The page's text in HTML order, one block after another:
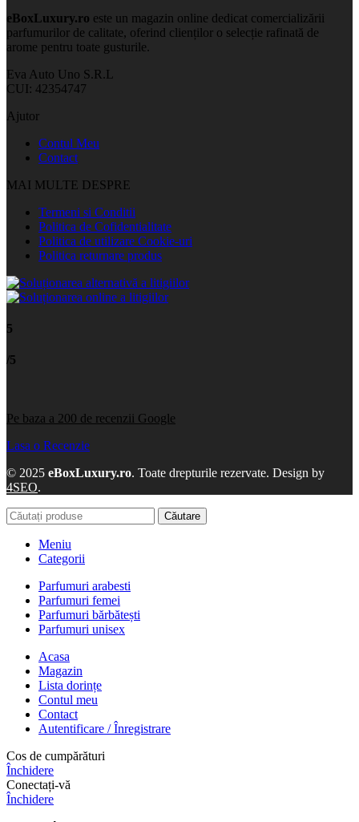
eBoxLuxury.ro este un magazin online dedicat comercializării
parfumurilor de calitate, oferind clienților o selecție rafinată de
arome pentru toate gusturile.
Eva Auto Uno S.R.L
CUI: 42354747
Ajutor
Contul Meu
Contact
MAI MULTE DESPRE
Termeni si Conditii
Politica de Cofidentialitate
Politica de utilizare Cookie-uri
Politica returnare produs
5
/5
Pe baza a 200 de recenzii Google
Lasa o Recenzie
© 2025 eBoxLuxury.ro. Toate drepturile rezervate. Design by
4SEO.
Căutare
Meniu
Categorii
Parfumuri arabesti
Parfumuri femei
Parfumuri bărbătești
Parfumuri unisex
Acasa
Magazin
Lista dorințe
Contul meu
Contact
Autentificare / Înregistrare
Cos de cumpărături
Închidere
Conectați-vă
Închidere